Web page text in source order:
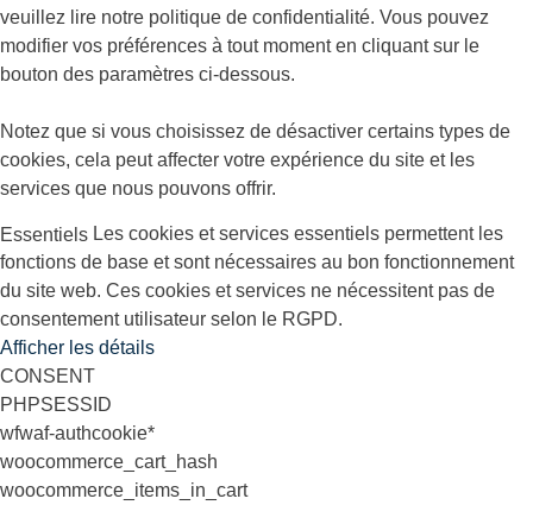
veuillez lire notre politique de confidentialité. Vous pouvez
modifier vos préférences à tout moment en cliquant sur le
bouton des paramètres ci-dessous.
Notez que si vous choisissez de désactiver certains types de
cookies, cela peut affecter votre expérience du site et les
services que nous pouvons offrir.
Essentiels Les cookies et services essentiels permettent les
fonctions de base et sont nécessaires au bon fonctionnement
du site web. Ces cookies et services ne nécessitent pas de
consentement utilisateur selon le RGPD.
Afficher les détails
CONSENT
PHPSESSID
wfwaf-authcookie*
woocommerce_cart_hash
woocommerce_items_in_cart